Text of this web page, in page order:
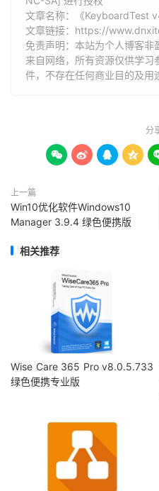
文章名称：《KeyboardTest
文章链接： https://
免责声明：本站为个人博客非
来自网络，所有资源仅供学
件，不存在任何商业目的及用
分
   
上一篇
Win10优化软件Windows10
Manager 3.9.4 绿色便携版
相关推荐
Wise Care 365 Pro v8.0.5.733
绿色便携专业版